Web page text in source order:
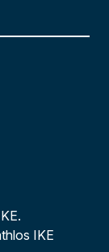
ΙΚΕ